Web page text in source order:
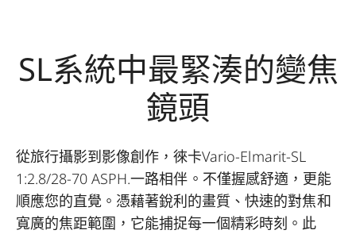
SL系統中最緊湊的變焦
鏡頭
從旅行攝影到影像創作，徠卡Vario-Elmarit-SL
1:2.8/28-70 ASPH.一路相伴。不僅握感舒適，更能
順應您的直覺。憑藉著銳利的畫質、快速的對焦和
寬廣的焦距範圍，它能捕捉每一個精彩時刻。此